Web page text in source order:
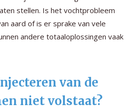
stellen. Is het vochtprobleem
aard of is er sprake van vele
andere totaaloplossingen vaak
van de
niet volstaat?